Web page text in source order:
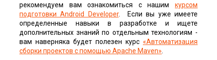
рекомендуем вам ознакомиться с нашим курсом
подготовки Android Developer. Если вы уже имеете
определенные навыки в разработке и ищете
дополнительных знаний по отдельным технологиям -
вам наверняка будет полезен курс «Автоматизация
сборки проектов с помощью Apache Maven»